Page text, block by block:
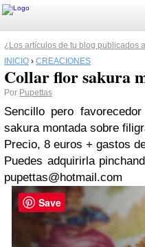
¿Los artículos de tu blog publicados
INICIO › CREACIONES
Collar flor sakura
Por Pupettas
Sencillo pero
sakura montada sobre
Precio, 8 euros + gastos
Puedes adquirirla
pupettas@hotmail.com
Save